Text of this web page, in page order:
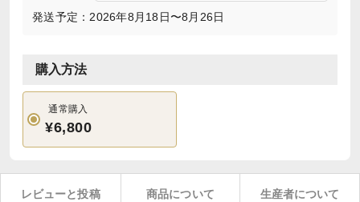
発送予定：2026年8月18日〜8月26日
購入方法
通常購入
¥6,800
レビューと投稿 商品について 生産者について